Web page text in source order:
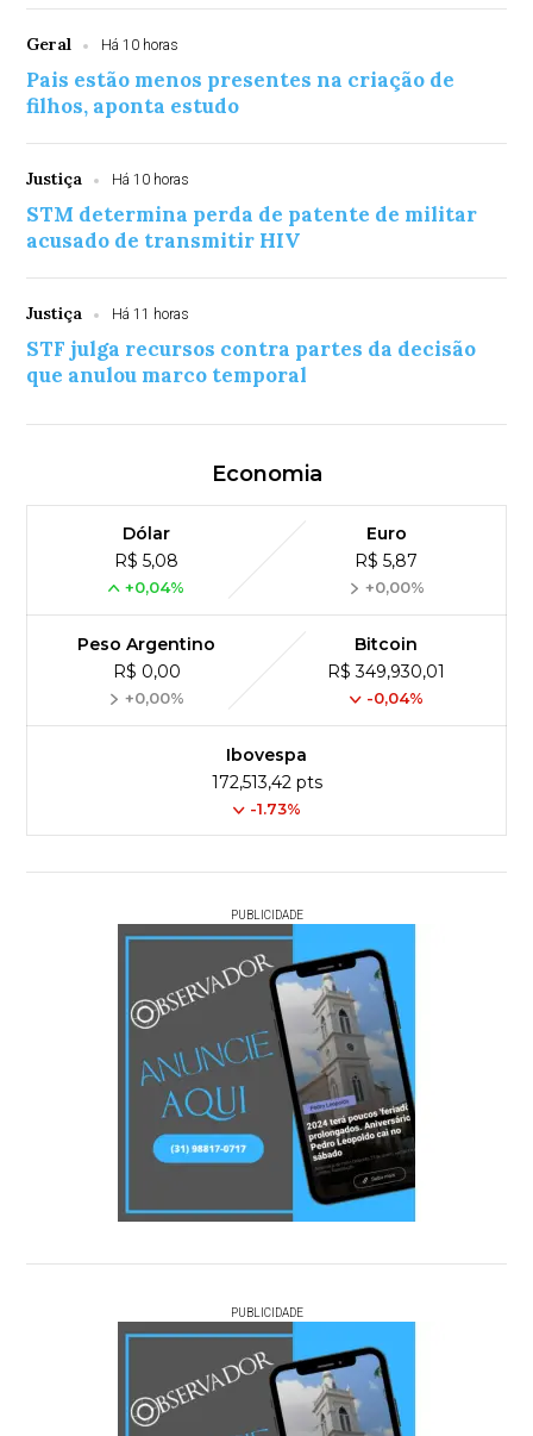
Geral Há 10 horas
Pais estão menos presentes na criação de
filhos, aponta estudo
Justiça Há 10 horas
STM determina perda de patente de militar
acusado de transmitir HIV
Justiça Há 11 horas
STF julga recursos contra partes da decisão
que anulou marco temporal
Economia
Dólar
R$ 5,08
+0,04%
Euro
R$ 5,87
+0,00%
Peso Argentino
R$ 0,00
+0,00%
Bitcoin
R$ 349,930,01
-0,04%
Ibovespa
172,513,42 pts
-1.73%
PUBLICIDADE
PUBLICIDADE